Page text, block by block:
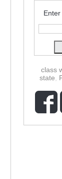
class
state